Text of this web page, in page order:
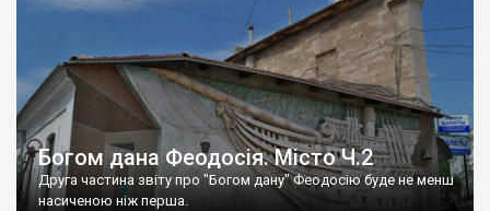
Богом дана Феодосія. Місто Ч.2
Друга частина звіту про "Богом дану" Феодосію буде не менш
насиченою ніж перша.